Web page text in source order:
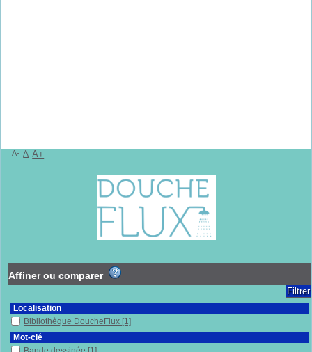
A- A A+
Affiner ou comparer
Localisation
Bibliothèque DoucheFlux [1]
Mot-clé